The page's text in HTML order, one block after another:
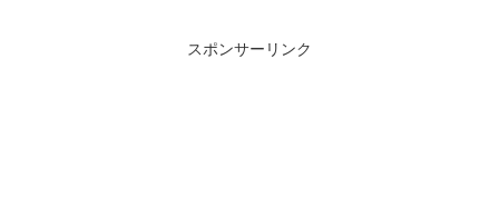
スポンサーリンク